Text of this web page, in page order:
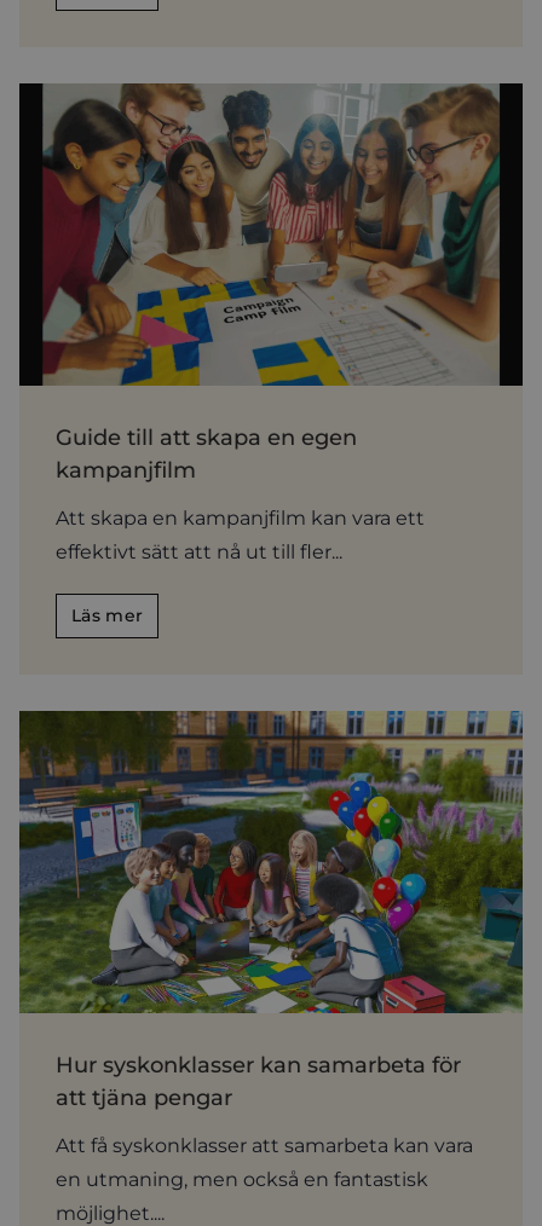
Guide till att skapa en egen
kampanjfilm
Att skapa en kampanjfilm kan vara ett
effektivt sätt att nå ut till fler...
Läs mer
Hur syskonklasser kan samarbeta för
att tjäna pengar
Att få syskonklasser att samarbeta kan vara
en utmaning, men också en fantastisk
möjlighet....